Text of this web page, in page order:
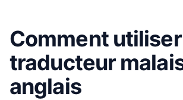
Comment
traducteur
anglais